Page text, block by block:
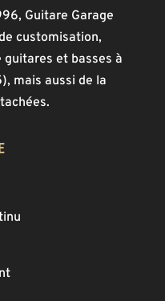
Guitare Garage
customisation,
et basses à
mais aussi de la